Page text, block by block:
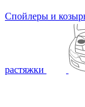
Спойлеры и
растяжки